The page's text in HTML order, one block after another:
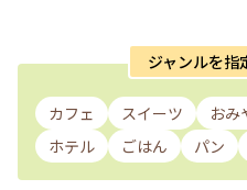
ジャンルを指
カフェ スイーツ おみ
ホテル
ごはん パン